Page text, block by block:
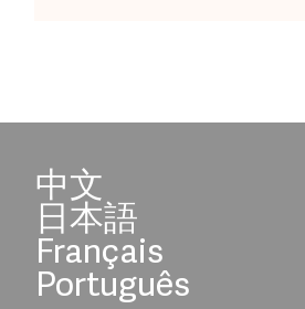
中文
日本語
Français
Português